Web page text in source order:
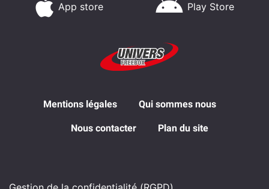
App store Play Store
Mentions légales Qui sommes nous
Nous contacter Plan du site